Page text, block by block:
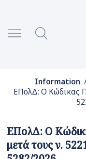
Information
ΕΠολΔ: Ο Κώδικας
ΕΠολΔ: Ο
μετά τους ν.